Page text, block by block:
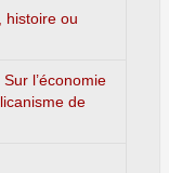
histoire ou
l’économie
de